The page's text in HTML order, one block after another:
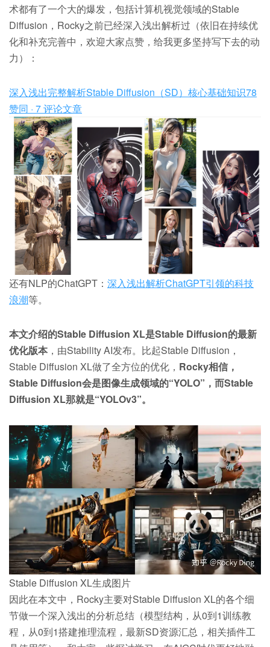
术都有了一个大的爆发，包括计算机视觉领域的Stable
Diffusion，Rocky之前已经深入浅出解析过（依旧在持续优
化和补充完善中，欢迎大家点赞，给我更多坚持写下去的动
力）：
深入浅出完整解析Stable Diffusion（SD）核心基础知识78
赞同 · 7 评论文章
还有NLP的ChatGPT： 深入浅出解析ChatGPT引领的科技
浪潮等。
本文介绍的Stable Diffusion XL是Stable Diffusion的最新
优化版本，由Stability AI发布。比起Stable Diffusion，
Stable Diffusion XL做了全方位的优化， Rocky相信，
Stable Diffusion会是图像生成领域的“YOLO”，而Stable
Diffusion XL那就是“YOLOv3”。
Stable Diffusion XL生成图片
因此在本文中，Rocky主要对Stable Diffusion XL的各个细
节做一个深入浅出的分析总结（模型结构，从0到1训练教
程，从0到1搭建推理流程，最新SD资源汇总，相关插件工